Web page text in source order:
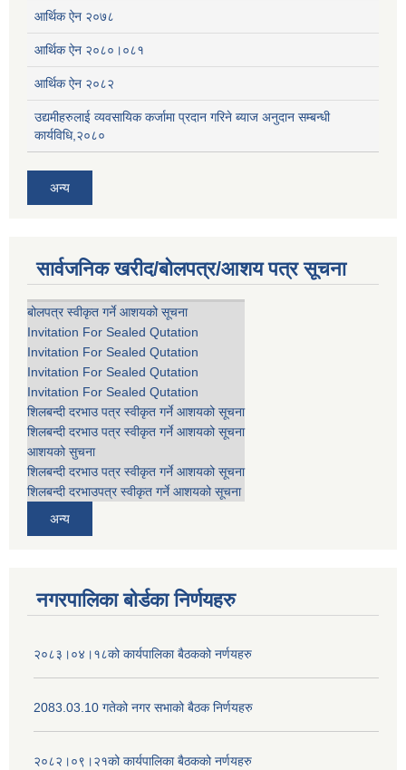
आर्थिक ऐन २०७८
आर्थिक ऐन २०८०।०८१
आर्थिक ऐन २०८२
उद्यमीहरुलाई व्यवसायिक कर्जामा प्रदान गरिने ब्याज अनुदान सम्बन्धी
कार्यविधि,२०८०
अन्य
सार्वजनिक खरीद/बोलपत्र/आशय पत्र सूचना
बोलपत्र स्वीकृत गर्ने आशयको सूचना
Invitation For Sealed Qutation
Invitation For Sealed Qutation
Invitation For Sealed Qutation
Invitation For Sealed Qutation
शिलबन्दी दरभाउ पत्र स्वीकृत गर्ने आशयको सूचना
शिलबन्दी दरभाउ पत्र स्वीकृत गर्ने आशयको सूचना
आशयको सुचना
शिलबन्दी दरभाउ पत्र स्वीकृत गर्ने आशयको सूचना
शिलबन्दी दरभाउपत्र स्वीकृत गर्ने आशयको सूचना
अन्य
नगरपालिका बोर्डका निर्णयहरु
२०८३।०४।१८को कार्यपालिका बैठकको नर्णयहरु
2083.03.10 गतेको नगर सभाको बैठक निर्णयहरु
२०८२।०९।२१को कार्यपालिका बैठकको नर्णयहरु